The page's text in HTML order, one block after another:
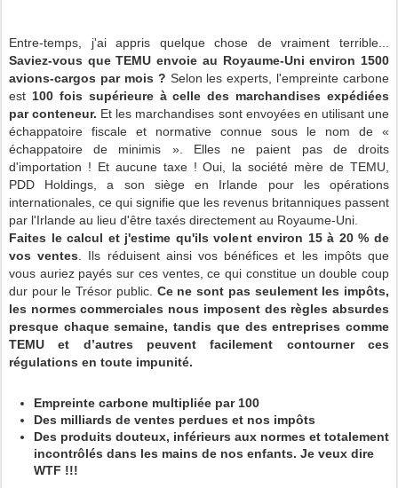
Entre-temps, j'ai appris quelque chose de vraiment terrible...
Saviez-vous que TEMU envoie au Royaume-Uni environ 1500
avions-cargos par mois ? Selon les experts, l'empreinte carbone
est 100 fois supérieure à celle des marchandises expédiées
par conteneur. Et les marchandises sont envoyées en utilisant une
échappatoire fiscale et normative connue sous le nom de «
échappatoire de minimis ». Elles ne paient pas de droits
d'importation ! Et aucune taxe ! Oui, la société mère de TEMU,
PDD Holdings, a son siège en Irlande pour les opérations
internationales, ce qui signifie que les revenus britanniques passent
par l'Irlande au lieu d'être taxés directement au Royaume-Uni.
Faites le calcul et j'estime qu'ils volent environ 15 à 20 % de
vos ventes . Ils réduisent ainsi vos bénéfices et les impôts que
vous auriez payés sur ces ventes, ce qui constitue un double coup
dur pour le Trésor public. Ce ne sont pas seulement les impôts,
les normes commerciales nous imposent des règles absurdes
presque chaque semaine, tandis que des entreprises comme
TEMU et d’autres peuvent facilement contourner ces
régulations en toute impunité.
Empreinte carbone multipliée par 100
Des milliards de ventes perdues et nos impôts
Des produits douteux, inférieurs aux normes et totalement
incontrôlés dans les mains de nos enfants. Je veux dire
WTF !!!